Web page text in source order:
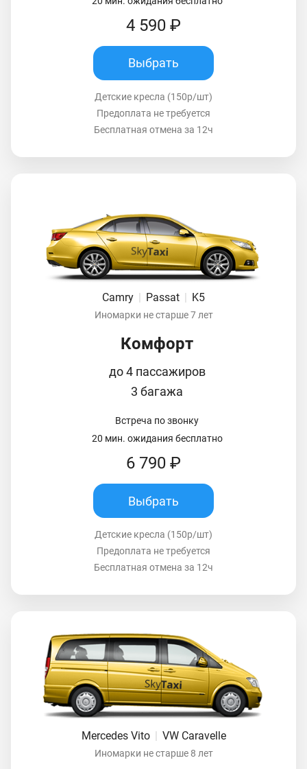
4 590 ₽
Выбрать
Детские кресла (150р/шт)
Предоплата не требуется
Бесплатная отмена за 12ч
Camry Passat K5
Иномарки не старше 7 лет
Комфорт
до 4 пассажиров
3 багажа
Встреча по звонку
20 мин. ожидания бесплатно
6 790 ₽
Выбрать
Детские кресла (150р/шт)
Предоплата не требуется
Бесплатная отмена за 12ч
Mercedes Vito | VW Caravelle
Иномарки не старше 8 лет